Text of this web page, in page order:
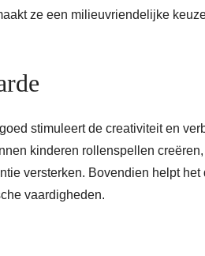
ze een milieuvriendelijke
stimuleert de creativiteit en
kinderen rollenspellen
versterken. Bovendien helpt
vaardigheden.